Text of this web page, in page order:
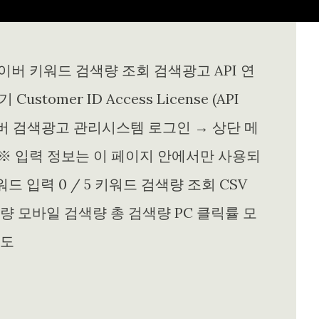
버 키워드 검색량 조회 검색광고 API 연
Customer ID Access License (API
검색광고 관리시스템 로그인 → 상단 메
력 정보는 이 페이지 안에서만 사용되
드 입력 0 / 5 키워드 검색량 조회 CSV
모바일 검색량 총 검색량 PC 클릭률 모